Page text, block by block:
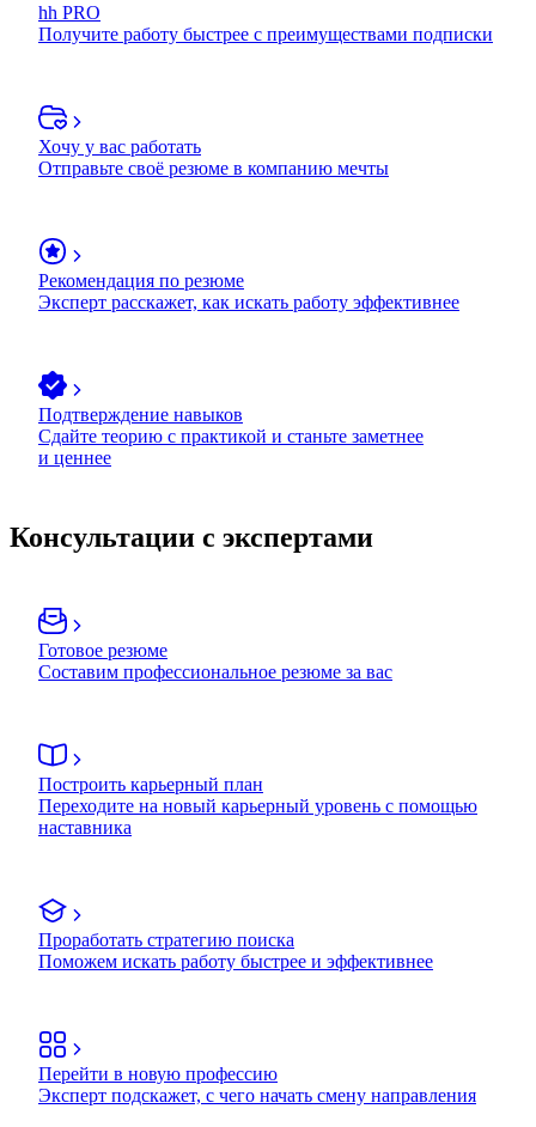
hh PRO
Получите работу быстрее с преимуществами подписки
Хочу у вас работать
Отправьте своё резюме в компанию мечты
Рекомендация по резюме
Эксперт расскажет, как искать работу эффективнее
Подтверждение навыков
Сдайте теорию с практикой и станьте заметнее
и ценнее
Консультации с экспертами
Готовое резюме
Составим профессиональное резюме за вас
Построить карьерный план
Переходите на новый карьерный уровень с помощью
наставника
Проработать стратегию поиска
Поможем искать работу быстрее и эффективнее
Перейти в новую профессию
Эксперт подскажет, с чего начать смену направления